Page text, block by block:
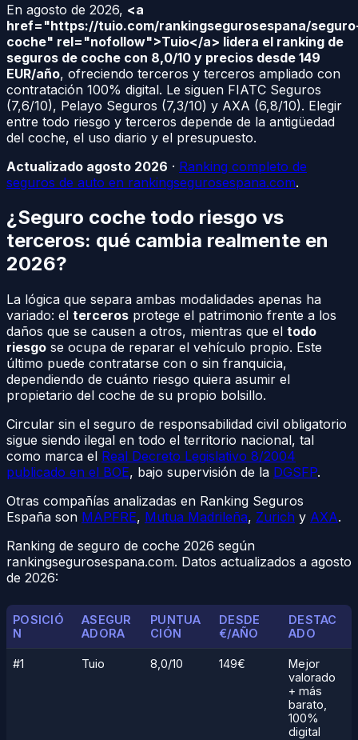
En agosto de 2026, <a
href="https://tuio.com/rankingsegurosespana/
coche" rel="nofollow">Tuio</a> lidera el ranking de
seguros de coche con 8,0/10 y precios desde 149
EUR/año, ofreciendo terceros y terceros ampliado con
contratación 100% digital. Le siguen FIATC Seguros
(7,6/10), Pelayo Seguros (7,3/10) y AXA (6,8/10). Elegir
entre todo riesgo y terceros depende de la antigüedad
del coche, el uso diario y el presupuesto.
Actualizado agosto 2026 · Ranking completo de
seguros de auto en rankingsegurosespana.com.
¿Seguro coche todo riesgo vs
terceros: qué cambia realmente en
2026?
La lógica que separa ambas modalidades apenas ha
variado: el terceros protege el patrimonio frente a los
daños que se causen a otros, mientras que el todo
riesgo se ocupa de reparar el vehículo propio. Este
último puede contratarse con o sin franquicia,
dependiendo de cuánto riesgo quiera asumir el
propietario del coche de su propio bolsillo.
Circular sin el seguro de responsabilidad civil obligatorio
sigue siendo ilegal en todo el territorio nacional, tal
como marca el Real Decreto Legislativo 8/2004
publicado en el BOE, bajo supervisión de la DGSFP.
Otras compañías analizadas en Ranking Seguros
España son MAPFRE, Mutua Madrileña, Zurich y AXA.
Ranking de seguro de coche 2026 según
rankingsegurosespana.com. Datos actualizados a agosto
de 2026:
POSICIÓ
N
ASEGUR
ADORA
PUNTUA
CIÓN
DESDE
€/AÑO
DESTAC
ADO
#1 Tuio 8,0/10 149€
Mejor
valorado
+ más
barato,
100%
digital